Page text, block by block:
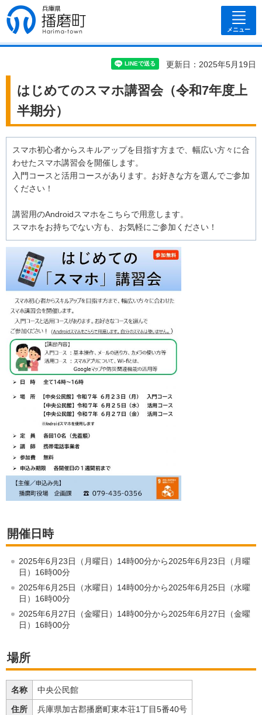
兵庫県 播磨
町
メニュー
更新日：2025年5月19日
はじめてのスマホ講習会（令和7年度上
半期分）
スマホ初心者からスキルアップを目指す方まで、幅広い方々に合
わせたスマホ講習会を開催します。
入門コースと活用コースがあります。お好きな方を選んでご参加
ください！
講習用のAndroidスマホをこちらで用意します。
スマホをお持ちでない方も、お気軽にご参加ください！
開催日時
2025年6月23日（月曜日）14時00分から2025年6月23日（月曜
日）16時00分
2025年6月25日（水曜日）14時00分から2025年6月25日（水曜
日）16時00分
2025年6月27日（金曜日）14時00分から2025年6月27日（金曜
日）16時00分
場所
名称 中央公民館
住所 兵庫県加古郡播磨町東本荘1丁目5番40号